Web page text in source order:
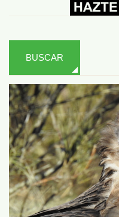
BUSCAR